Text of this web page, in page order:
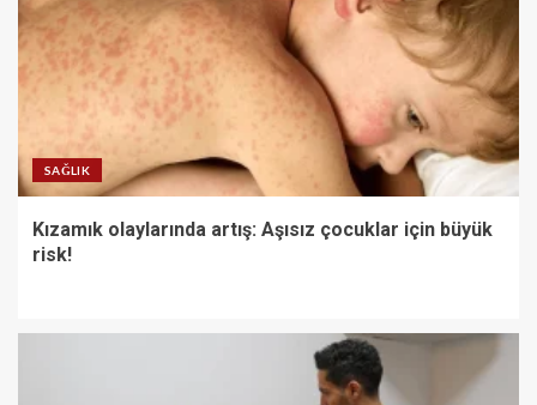
SAĞLIK
Kızamık olaylarında artış: Aşısız çocuklar için büyük
risk!